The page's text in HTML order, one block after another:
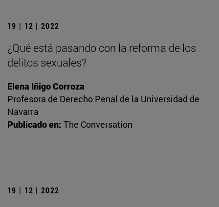
19 | 12 | 2022
¿Qué está pasando con la reforma de los
delitos sexuales?
Elena Iñigo Corroza
Profesora de Derecho Penal de la Universidad de
Navarra
Publicado en: The Conversation
19 | 12 | 2022